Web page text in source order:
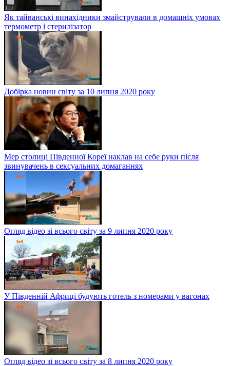
Як тайванські винахідники змайстрували в домашніх умовах
термометр і стерилізатор
Добірка новин світу за 10 липня 2020 року
Мер столиці Південної Кореї наклав на себе руки після
звинувачень в сексуальних домаганнях
Огляд відео зі всього світу за 9 липня 2020 року
У Південній Африці будують готель з номерами у вагонах
Огляд відео зі всього світу за 8 липня 2020 року